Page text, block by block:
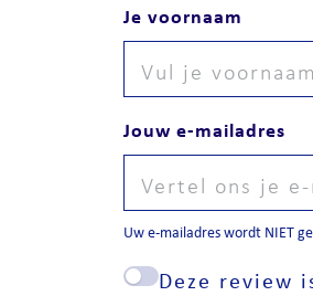
Je voornaam
Jouw e-mailadres
Uw e-mailadres wordt NIET
Deze review